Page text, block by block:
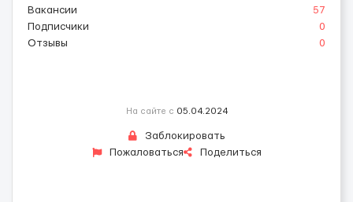
Вакансии
57
Подписчики
0
Отзывы
0
На сайте с 05.04.2024
Заблокировать
Пожаловаться
Поделиться